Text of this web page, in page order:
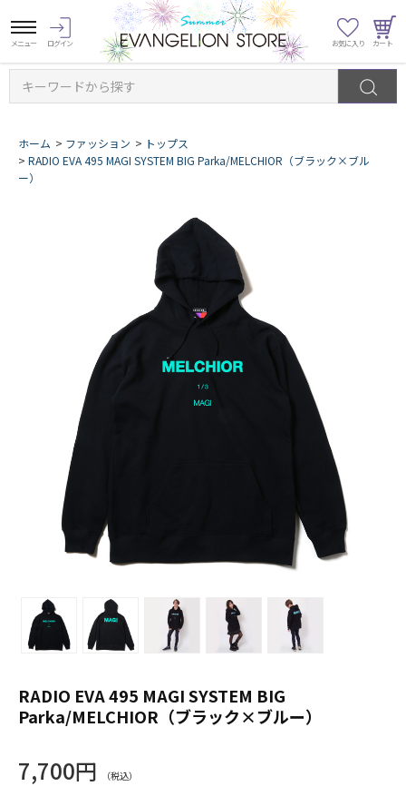
キーワードから探す
ホーム > ファッション > トップス
> RADIO EVA 495 MAGI SYSTEM BIG Parka/MELCHIOR（ブラック×ブル
ー）
RADIO EVA 495 MAGI SYSTEM BIG
Parka/MELCHIOR（ブラック×ブルー）
7,700円